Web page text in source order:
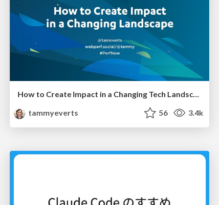
How to Create Impact in a Changing Tech Landscape [PerfNow 2023]
tammyeverts
56 3.4k